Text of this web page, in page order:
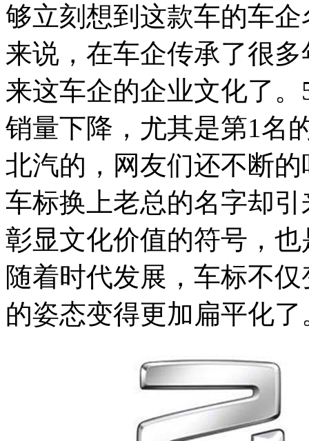
够立刻想到这款车的车
来说，在车企传承了很
来这车企的企业文化了
销量下降，尤其是第1名
北汽的，网友们还不断
车标换上老总的名字却
彰显文化价值的符号，
随着时代发展，车标不
的姿态变得更加扁平化了